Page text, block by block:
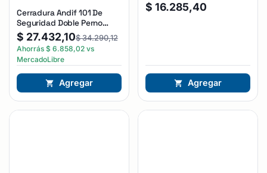
Cerradura Andif 101 De
Seguridad Doble Perno
Reforzada Plateado
$ 27.432,10$34.290,12
Ahorrás $ 6.858,02 vs
MercadoLibre
Agregar
$ 16.285,40
Agregar